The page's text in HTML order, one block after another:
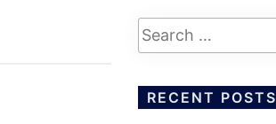
RECENT POSTS